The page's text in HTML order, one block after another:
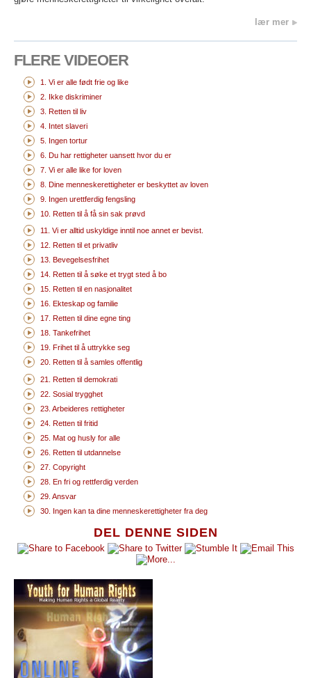
DEL DENNE SIDEN
lær mer
FLERE VIDEOER
1. Vi er alle født frie og like
2. Ikke diskriminer
3. Retten til liv
4. Intet slaveri
5. Ingen tortur
6. Du har rettigheter uansett hvor du er
7. Vi er alle like for loven
8. Dine menneskerettigheter er beskyttet av loven
9. Ingen urettferdig fengsling
10. Retten til å få sin sak prøvd
11. Vi er alltid uskyldige inntil noe annet er bevist.
12. Retten til et privatliv
13. Bevegelsesfrihet
14. Retten til å søke et trygt sted å bo
15. Retten til en nasjonalitet
16. Ekteskap og familie
17. Retten til dine egne ting
18. Tankefrihet
19. Frihet til å uttrykke seg
20. Retten til å samles offentlig
21. Retten til demokrati
22. Sosial trygghet
23. Arbeideres rettigheter
24. Retten til fritid
25. Mat og husly for alle
26. Retten til utdannelse
27. Copyright
28. En fri og rettferdig verden
29. Ansvar
30. Ingen kan ta dine menneskerettigheter fra deg